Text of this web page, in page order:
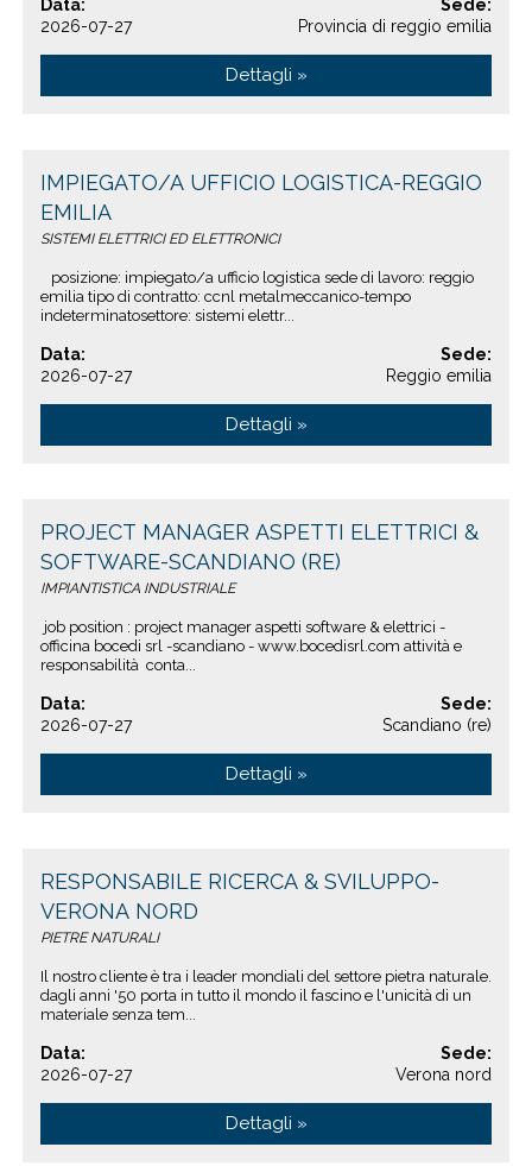
Data:
2026-07-27
Sede:
Provincia di reggio emilia
Dettagli »
IMPIEGATO/A UFFICIO LOGISTICA-REGGIO
EMILIA
SISTEMI ELETTRICI ED ELETTRONICI
posizione: impiegato/a ufficio logistica sede di lavoro: reggio
emilia tipo di contratto: ccnl metalmeccanico-tempo
indeterminatosettore: sistemi elettr...
Data:
2026-07-27
Sede:
Reggio emilia
Dettagli »
PROJECT MANAGER ASPETTI ELETTRICI &
SOFTWARE-SCANDIANO (RE)
IMPIANTISTICA INDUSTRIALE
job position : project manager aspetti software & elettrici -
officina bocedi srl -scandiano - www.bocedisrl.com attività e
responsabilità conta...
Data:
2026-07-27
Sede:
Scandiano (re)
Dettagli »
RESPONSABILE RICERCA & SVILUPPO-
VERONA NORD
PIETRE NATURALI
Il nostro cliente è tra i leader mondiali del settore pietra naturale.
dagli anni '50 porta in tutto il mondo il fascino e l'unicità di un
materiale senza tem...
Data:
2026-07-27
Sede:
Verona nord
Dettagli »